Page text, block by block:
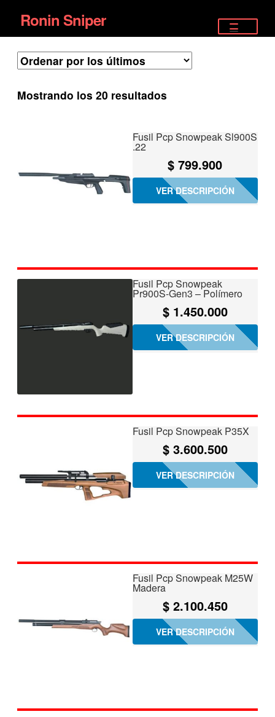
Ir
a
la
Ir
al
contenido
Ronin Sniper
PISTOLAS
Mostrando los 20 resultados
últimos
Fusil Pcp Snowpeak Sl900S
.22
$ 799.900
VER DESCRIPCIÓN
Fusil Pcp Snowpeak
Pr900S-Gen3 – Polímero
$1.450.000
VER DESCRIPCIÓN
Fusil Pcp Snowpeak P35X
$3.600.500
VER DESCRIPCIÓN
Fusil Pcp Snowpeak M25W
Madera
$2.100.450
VER DESCRIPCIÓN